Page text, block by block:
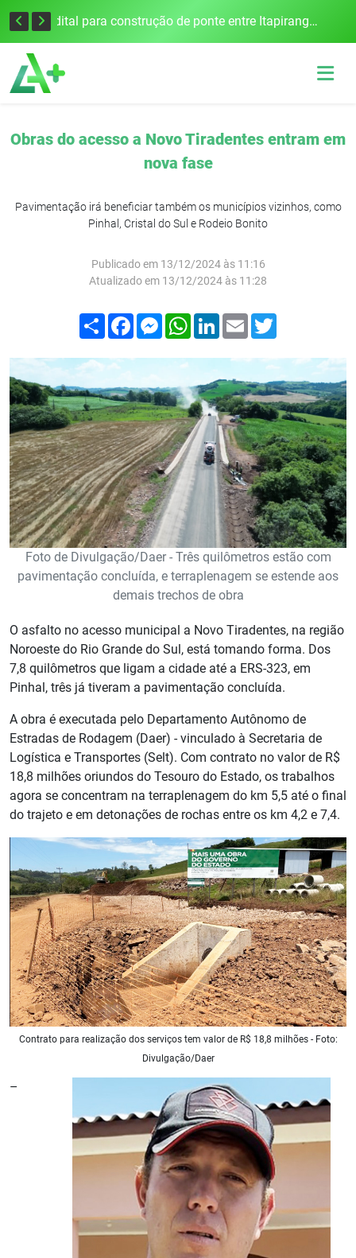
Edital para construção de ponte entre Itapiranga e Barra do Guarita deve ser lançado no segundo semestre
Obras do acesso a Novo Tiradentes entram em
nova fase
Pavimentação irá beneficiar também os municípios vizinhos, como
Pinhal, Cristal do Sul e Rodeio Bonito
Publicado em 13/12/2024 às 11:16
Atualizado em 13/12/2024 às 11:28
Compartilhar
FacebookMessenger
WhatsApp
LinkedIn
Email
Foto de Divulgação/Daer - Três quilômetros estão com
pavimentação concluída, e terraplenagem se estende aos
demais trechos de obra
O asfalto no acesso municipal a Novo Tiradentes, na região
Noroeste do Rio Grande do Sul, está tomando forma. Dos
7,8 quilômetros que ligam a cidade até a ERS-323, em
Pinhal, três já tiveram a pavimentação concluída.
A obra é executada pelo Departamento Autônomo de
Estradas de Rodagem (Daer) - vinculado à Secretaria de
Logística e Transportes (Selt). Com contrato no valor de R$
18,8 milhões oriundos do Tesouro do Estado, os trabalhos
agora se concentram na terraplenagem do km 5,5 até o final
do trajeto e em detonações de rochas entre os km 4,2 e 7,4.
Contrato para realização dos serviços tem valor de R$ 18,8 milhões - Foto:
Divulgação/Daer
–